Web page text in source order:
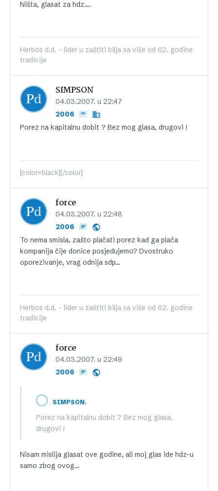
Ništa, glasat za hdz….
Herbos d.d. - lider u zaštiti bilja sa više od 62. godine
tradicije
SIMPSON
04.03.2007. u 22:47
2006
Porez na kapitalnu dobit ? Bez mog glasa, drugovi !
[color=black][/color]
force
04.03.2007. u 22:48
2006
To nema smisla, zašto plačati porez kad ga plača
kompanija čije donice posjedujemo? Dvostruko
oporezivanje, vrag odnija sdp…
Herbos d.d. - lider u zaštiti bilja sa više od 62. godine
tradicije
force
04.03.2007. u 22:49
2006
SIMPSON,
Porez na kapitalnu dobit ? Bez mog glasa,
drugovi !
Nisam mislija glasat ove godine, ali moj glas ide hdz-u
samo zbog ovog…